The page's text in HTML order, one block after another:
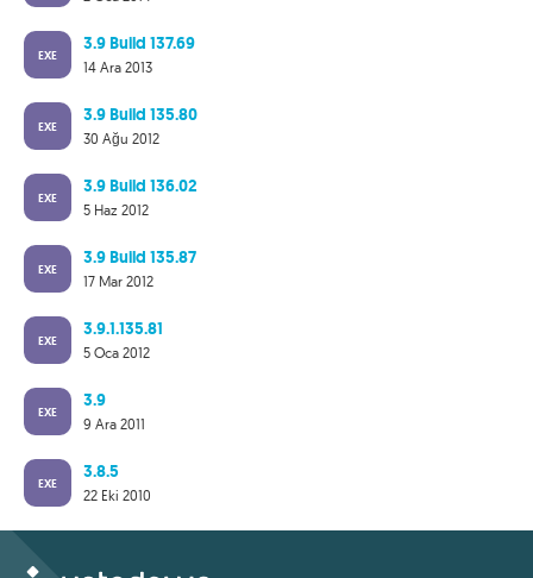
EXE
3.9 Build 137.69
14 Ara 2013
EXE
3.9 Build 135.80
30 Ağu 2012
EXE
3.9 Build 136.02
5 Haz 2012
EXE
3.9 Build 135.87
17 Mar 2012
EXE
3.9.1.135.81
5 Oca 2012
EXE
3.9
9 Ara 2011
EXE
3.8.5
22 Eki 2010